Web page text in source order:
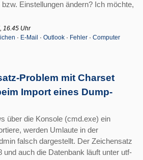
Einstellungen ändern? Ich möchte,
16.45 Uhr
· E-Mail · Outlook · Fehler · Computer
Problem mit Charset
Import eines Dump-
über die Konsole (cmd.exe) ein
werden Umlaute in der
falsch dargestellt. Der Zeichensatz
und auch die Datenbank läuft unter utf-